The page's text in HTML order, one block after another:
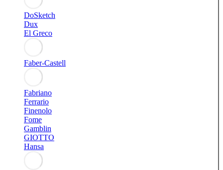
DoSketch
Dux
El Greco
Faber-Castell
Fabriano
Ferrario
Finenolo
Fome
Gamblin
GIOTTO
Hansa